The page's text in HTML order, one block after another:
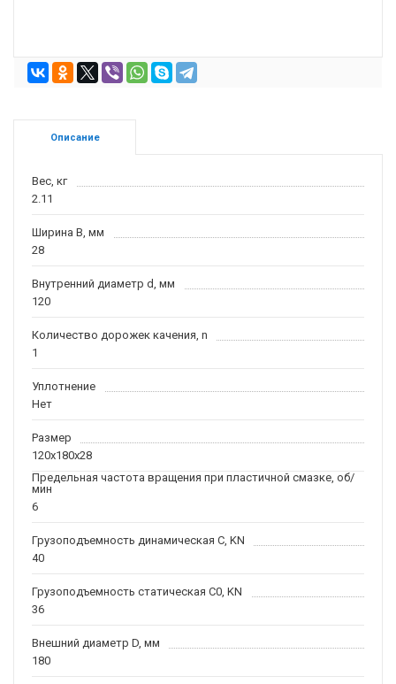
Описание
Вес, кг
2.11
Ширина B, мм
28
Внутренний диаметр d, мм
120
Количество дорожек качения, n
1
Уплотнение
Нет
Размер
120x180x28
Предельная частота вращения при пластичной смазке, об/
мин
6
Грузоподъемность динамическая C, KN
40
Грузоподъемность статическая C0, KN
36
Внешний диаметр D, мм
180